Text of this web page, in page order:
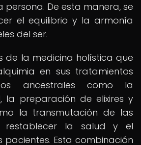
persona. De esta manera, se
el equilibrio y la armonía
del ser.
de la medicina holística que
en sus tratamientos
ancestrales como la
la preparación de elixires y
la transmutación de las
restablecer la salud y el
pacientes. Esta combinación